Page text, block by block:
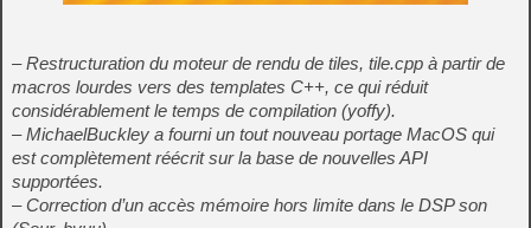
– Restructuration du moteur de rendu de tiles, tile.cpp à partir de
macros lourdes vers des templates C++, ce qui réduit
considérablement le temps de compilation (yoffy).
– MichaelBuckley a fourni un tout nouveau portage MacOS qui
est complètement réécrit sur la base de nouvelles API
supportées.
– Correction d’un accès mémoire hors limite dans le DSP son